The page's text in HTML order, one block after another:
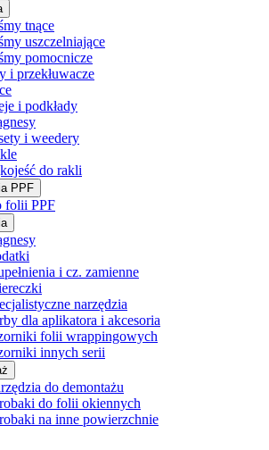
tnące
uszczelniające
pomocnicze
i przekłuwacze
i podkłady
i weedery
do rakli
PPF
folii PPF
i cz. zamienne
narzędzia
dla aplikatora i akcesoria
folii wrappingowych
innych serii
do demontażu
do folii okiennych
na inne powierzchnie